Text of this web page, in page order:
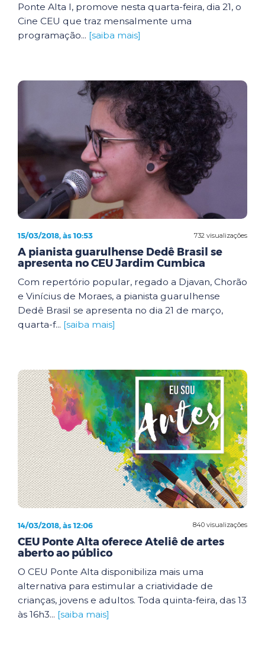
Ponte Alta I, promove nesta quarta-feira, dia 21, o
Cine CEU que traz mensalmente uma
programação... [saiba mais]
732 visualizações
15/03/2018, às 10:53
A pianista guarulhense Dedê Brasil se
apresenta no CEU Jardim Cumbica
Com repertório popular, regado a Djavan, Chorão
e Vinícius de Moraes, a pianista guarulhense
Dedê Brasil se apresenta no dia 21 de março,
quarta-f... [saiba mais]
840 visualizações
14/03/2018, às 12:06
CEU Ponte Alta oferece Ateliê de artes
aberto ao público
O CEU Ponte Alta disponibiliza mais uma
alternativa para estimular a criatividade de
crianças, jovens e adultos. Toda quinta-feira, das 13
às 16h3... [saiba mais]